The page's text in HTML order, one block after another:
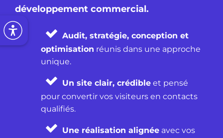
développement commercial.
Audit, stratégie, conception et
optimisation réunis dans une approche
unique.
Un site clair, crédible et pensé
pour convertir vos visiteurs en contacts
qualifiés.
Une réalisation alignée avec vos